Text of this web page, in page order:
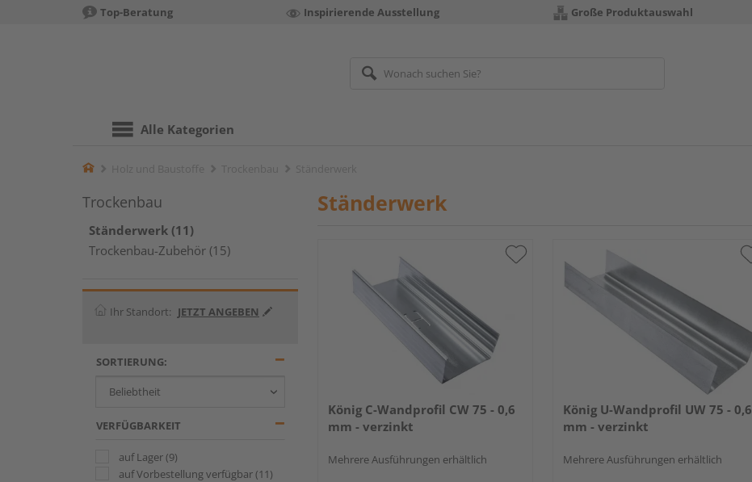
Top-Beratung Inspirierende Ausstellung Große Produktauswahl
Alle Kategorien
Home
Trockenbau
Ständerwerk (11)
Trockenbau-Zubehör (15)
Ihr Standort: JETZT ANGEBEN
SORTIERUNG:
VERFÜGBARKEIT
auf Lager(9)
auf Vorbestellung verfügbar(11)
Ständerwerk
König C-Wandprofil CW 75 - 0,6
mm - verzinkt
Mehrere Ausführungen erhältlich
König U-Wandprofil UW 75 - 0,6
mm - verzinkt
Mehrere Ausführungen erhältlich